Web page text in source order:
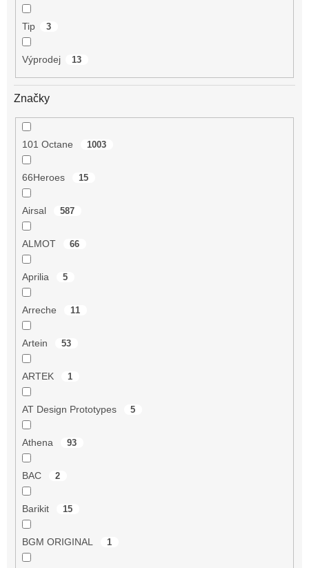
Tip 3
Výprodej 13
Značky
101 Octane 1003
66Heroes 15
Airsal 587
ALMOT 66
Aprilia 5
Arreche 11
Artein 53
ARTEK 1
AT Design Prototypes 5
Athena 93
BAC 2
Barikit 15
BGM ORIGINAL 1